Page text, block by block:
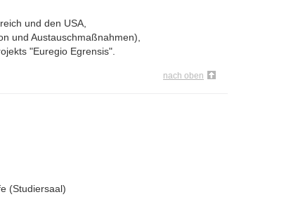
und den USA,
und Austauschmaßnahmen),
"Euregio Egrensis".
nach oben
(Studiersaal)